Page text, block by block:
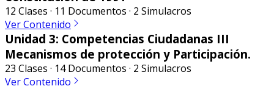
12 Clases · 11 Documentos · 2 Simulacros
Ver Contenido
Unidad 3: Competencias Ciudadanas III
Mecanismos de protección y Participación.
23 Clases · 14 Documentos · 2 Simulacros
Ver Contenido